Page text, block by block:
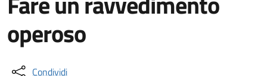
operoso
Condividi